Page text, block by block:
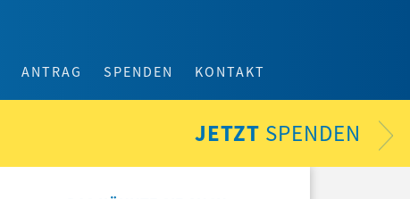
ANTRAG SPENDEN KONTAKT
JETZT SPENDEN